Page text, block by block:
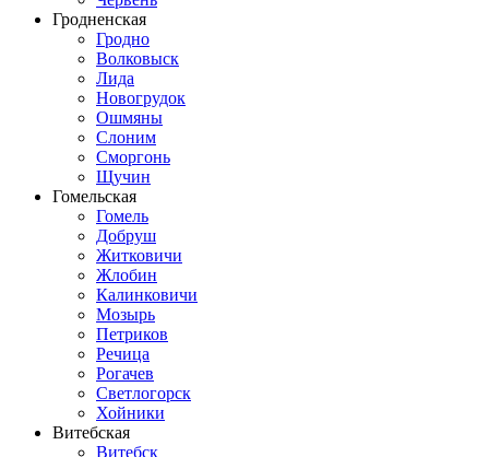
Гродненская
Гродно
Волковыск
Лида
Новогрудок
Ошмяны
Слоним
Сморгонь
Щучин
Гомельская
Гомель
Добруш
Житковичи
Жлобин
Калинковичи
Мозырь
Петриков
Речица
Рогачев
Светлогорск
Хойники
Витебская
Витебск